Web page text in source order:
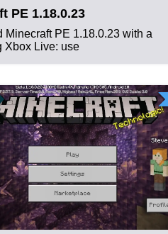
PE 1.18.0.23
Minecraft PE 1.18.0.23 with a
Live: use…